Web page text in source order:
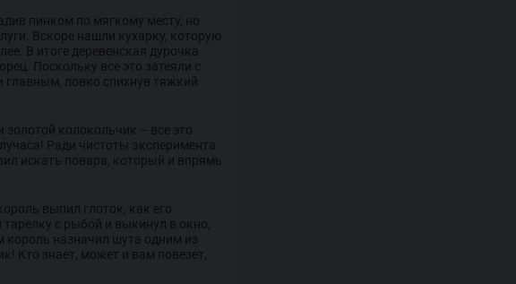
пинком по мягкому месту, но
Вскоре нашли кухарку, которую
В итоге деревенская дурочка
Поскольку все это затеяли с
главным, ловко спихнув тяжкий
золотой колокольчик – все это
Ради чистоты эксперимента
искать повара, который и впрямь
выпил глоток, как его
с рыбой и выкинул в окно,
король назначил шута одним из
Кто знает, может и вам повезет,